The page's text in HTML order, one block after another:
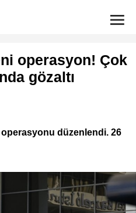
operasyon! Çok
gözaltı
düzenlendi. 26